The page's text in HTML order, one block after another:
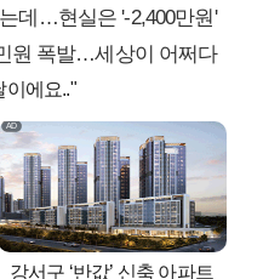
데…현실은 '-2,400만원'
원 폭발…세상이 어쩌다
이에요.."
강서구 ‘반값’ 신축 아파트